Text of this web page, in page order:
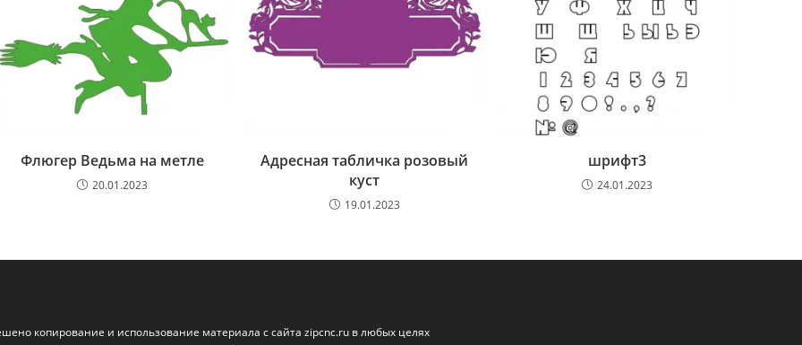
Флюгер Ведьма на метле
20.01.2023
Адресная табличка розовый
куст
19.01.2023
шрифт3
24.01.2023
копирование и использование материала с сайта zipcnc.ru в любых целях